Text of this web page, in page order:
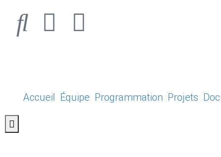
Accueil Équipe Programmation Projets
Hamburger Toggle Menu